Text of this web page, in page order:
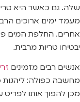
שלה. גם כאשר היא
מעמד ימים ארוכים
אחרים. החלפת המים
יבטיחו טריות מרבית.
אנשים רבים מזמינים
מחשבה כפולה: ליהנות
מכן להפוך אותו לפריט